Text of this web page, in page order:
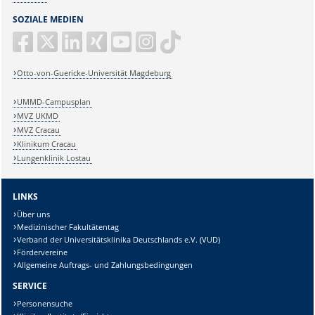
SOZIALE MEDIEN
Otto-von-Guericke-Universität Magdeburg
UMMD-Campusplan
MVZ UKMD
MVZ Cracau
Klinikum Cracau
Lungenklinik Lostau
LINKS
Über uns
Medizinischer Fakultätentag
Verband der Universitätsklinika Deutschlands e.V. (VUD)
Fördervereine
Allgemeine Auftrags- und Zahlungsbedingungen
SERVICE
Personensuche